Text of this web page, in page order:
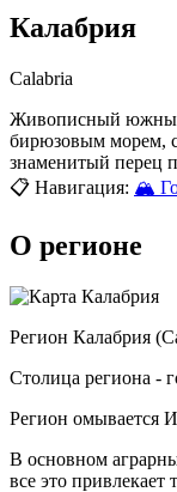
Калабрия
Calabria
Живописный южный
бирюзовым морем,
знаменитый перец
📋 Навигация: 🏔
О регионе
Регион Калабрия
Столица региона -
Регион омывается
В основном
все это привлекает